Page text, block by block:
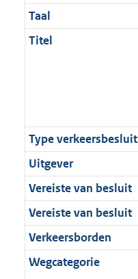
Taal
Titel
Type verkeersbesluit
Uitgever
Vereiste van besluit
Vereiste van besluit
Verkeersborden
Wegcategorie